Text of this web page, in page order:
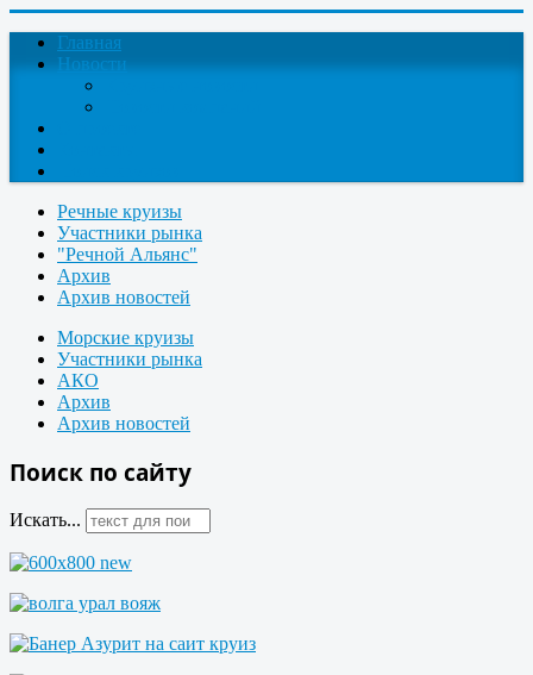
Главная
Новости
Речные круизы
Участники рынка
"Речной Альянс"
Архив
Архив новостей
Морские круизы
Участники рынка
АКО
Архив
Архив новостей
Поиск по сайту
Искать...